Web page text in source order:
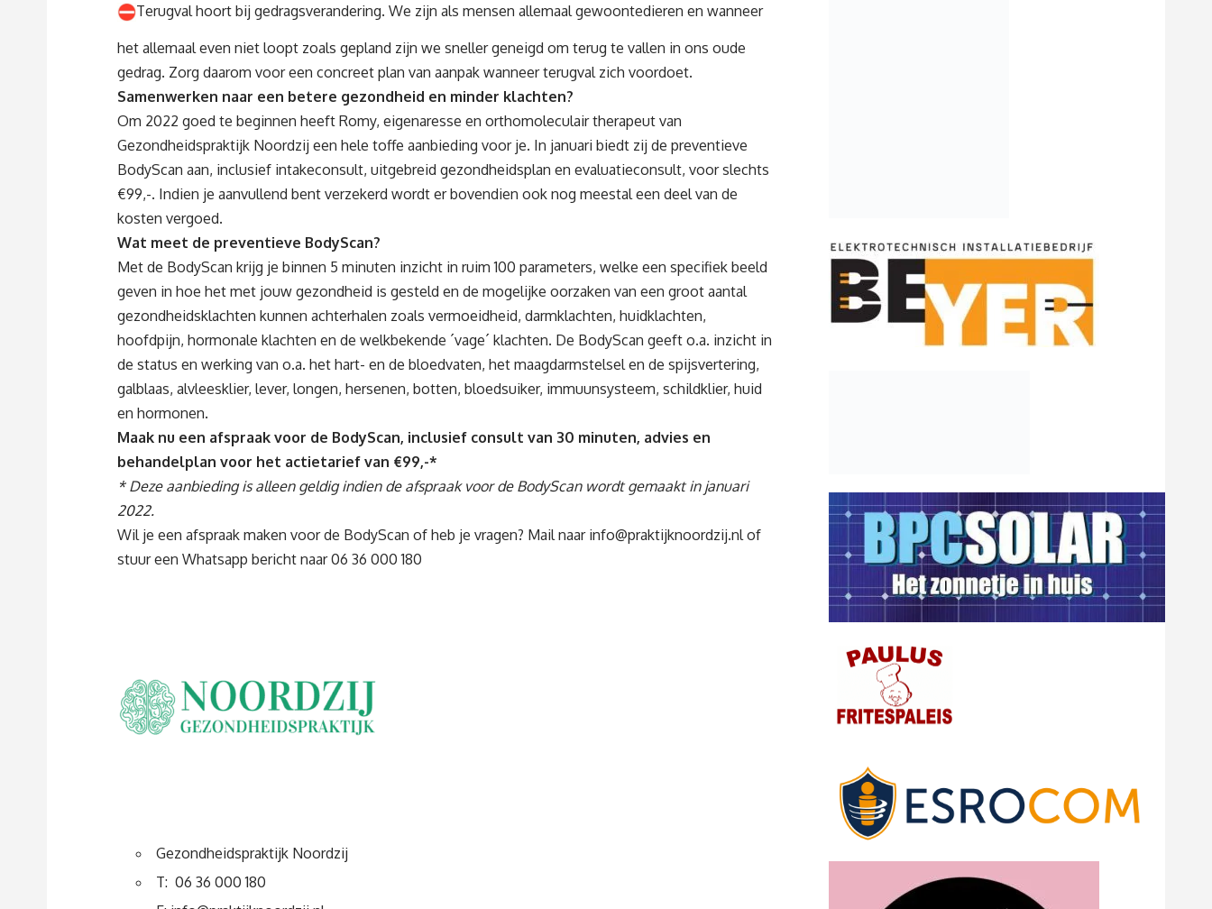
Terugval hoort bij gedragsverandering. We zijn als mensen allemaal gewoontedieren en wanneer
het allemaal even niet loopt zoals gepland zijn we sneller geneigd om terug te vallen in ons oude
gedrag. Zorg daarom voor een concreet plan van aanpak wanneer terugval zich voordoet.
Samenwerken naar een betere gezondheid en minder klachten?
Om 2022 goed te beginnen heeft Romy, eigenaresse en orthomoleculair therapeut van
Gezondheidspraktijk Noordzij een hele toffe aanbieding voor je. In januari biedt zij de preventieve
BodyScan aan, inclusief intakeconsult, uitgebreid gezondheidsplan en evaluatieconsult, voor slechts
€99,-. Indien je aanvullend bent verzekerd wordt er bovendien ook nog meestal een deel van de
kosten vergoed.
Wat meet de preventieve BodyScan?
Met de BodyScan krijg je binnen 5 minuten inzicht in ruim 100 parameters, welke een specifiek beeld
geven in hoe het met jouw gezondheid is gesteld en de mogelijke oorzaken van een groot aantal
gezondheidsklachten kunnen achterhalen zoals vermoeidheid, darmklachten, huidklachten,
hoofdpijn, hormonale klachten en de welkbekende ´vage´ klachten. De BodyScan geeft o.a. inzicht in
de status en werking van o.a. het hart- en de bloedvaten, het maagdarmstelsel en de spijsvertering,
galblaas, alvleesklier, lever, longen, hersenen, botten, bloedsuiker, immuunsysteem, schildklier, huid
en hormonen.
Maak nu een afspraak voor de BodyScan, inclusief consult van 30 minuten, advies en
behandelplan voor het actietarief van €99,-*
* Deze aanbieding is alleen geldig indien de afspraak voor de BodyScan wordt gemaakt in januari
2022.
Wil je een afspraak maken voor de BodyScan of heb je vragen? Mail naar info@praktijknoordzij.nlof
stuur een Whatsapp bericht naar 06 36 000 180
Gezondheidspraktijk Noordzij
T: 06 36 000 180